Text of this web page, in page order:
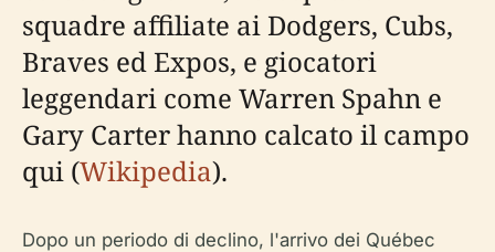
squadre affiliate ai Dodgers, Cubs,
Braves ed Expos, e giocatori
leggendari come Warren Spahn e
Gary Carter hanno calcato il campo
qui (Wikipedia).
Dopo un periodo di declino, l'arrivo dei Québec